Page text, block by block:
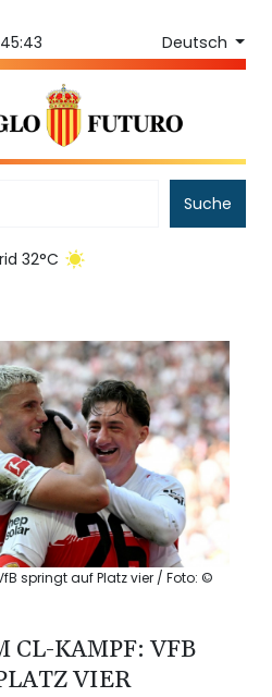
Deutsch
Suche
32°C
springt auf Platz vier / Foto: ©
CL-KAMPF: VFB
VIER